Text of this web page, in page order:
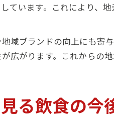
ています。これにより、
域ブランドの向上にも寄
広がります。これからの
る飲食の今